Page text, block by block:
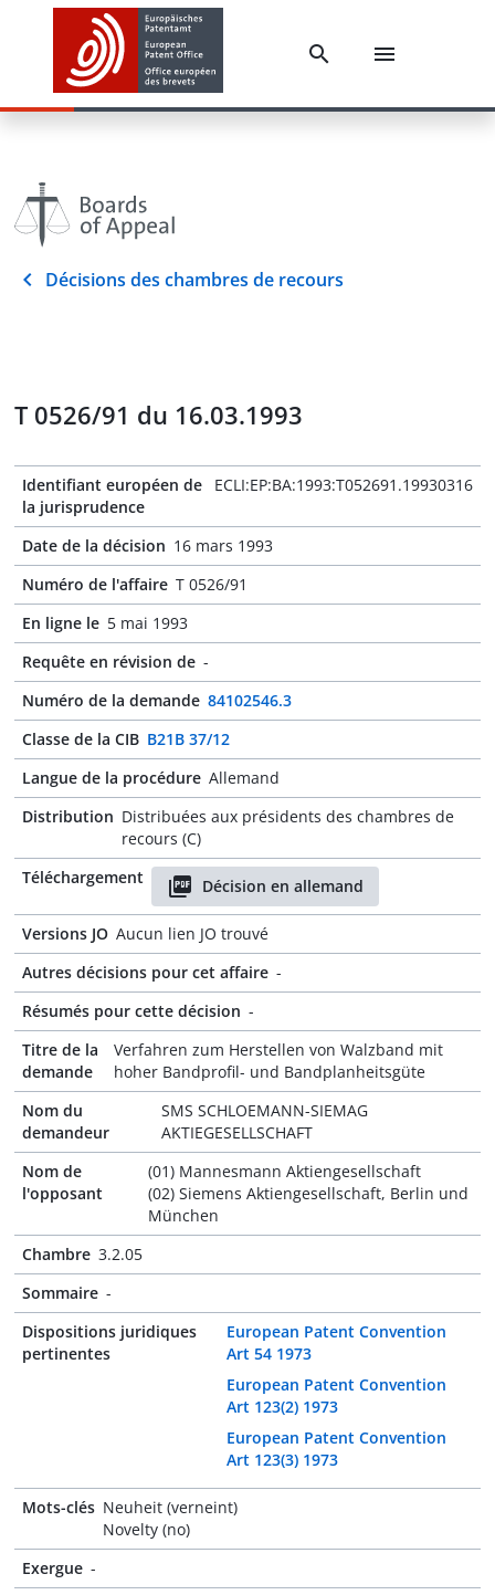
Décisions des chambres de recours
T 0526/91 du 16.03.1993
Identifiant européen de
la jurisprudence
ECLI:EP:BA:1993:T052691.19930316
Date de la décision 16 mars 1993
Numéro de l'affaire T 0526/91
En ligne le 5 mai 1993
Requête en révision de -
Numéro de la demande 84102546.3
Classe de la CIB B21B 37/12
Langue de la procédure Allemand
Distribution Distribuées aux présidents des chambres de
recours (C)
Téléchargement
Décision en allemand
Versions JO Aucun lien JO trouvé
Autres décisions pour cet affaire -
Résumés pour cette décision -
Titre de la
demande
Verfahren zum Herstellen von Walzband mit
hoher Bandprofil- und Bandplanheitsgüte
Nom du
demandeur
SMS SCHLOEMANN-SIEMAG
AKTIEGESELLSCHAFT
Nom de
l'opposant
(01) Mannesmann Aktiengesellschaft
(02) Siemens Aktiengesellschaft, Berlin und
München
Chambre 3.2.05
Sommaire -
Dispositions juridiques
pertinentes
European Patent Convention
Art 54 1973
European Patent Convention
Art 123(2) 1973
European Patent Convention
Art 123(3) 1973
Mots-clés Neuheit (verneint)
Novelty (no)
Exergue -